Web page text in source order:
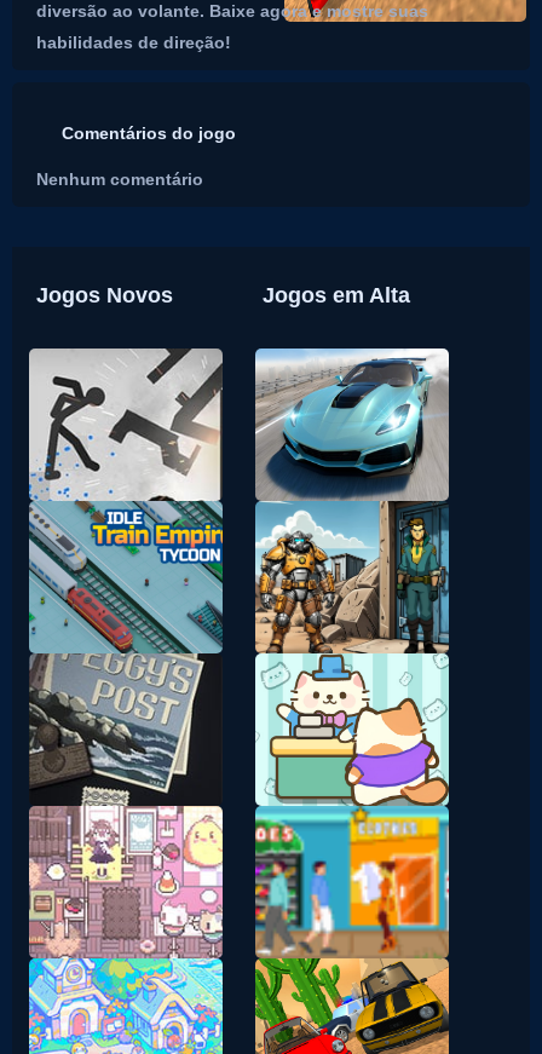
diversão ao volante. Baixe agora e mostre suas
habilidades de direção!
Comentários do jogo
Nenhum comentário
Jogos Novos Jogos em Alta